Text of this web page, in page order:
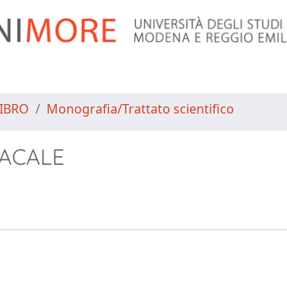
Monografia/Trattato scientifico